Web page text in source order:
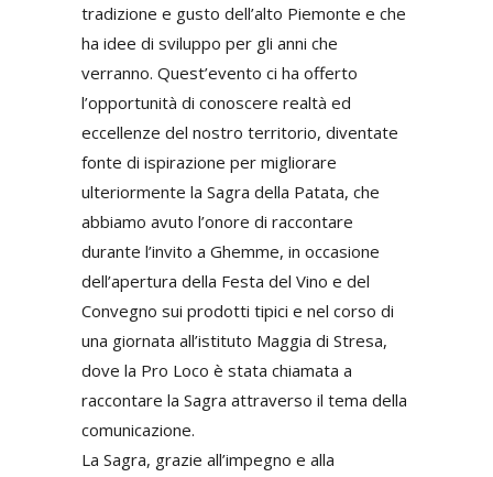
tradizione e gusto dell’alto Piemonte e che
ha idee di sviluppo per gli anni che
verranno. Quest’evento ci ha offerto
l’opportunità di conoscere realtà ed
eccellenze del nostro territorio, diventate
fonte di ispirazione per migliorare
ulteriormente la Sagra della Patata, che
abbiamo avuto l’onore di raccontare
durante l’invito a Ghemme, in occasione
dell’apertura della Festa del Vino e del
Convegno sui prodotti tipici e nel corso di
una giornata all’istituto Maggia di Stresa,
dove la Pro Loco è stata chiamata a
raccontare la Sagra attraverso il tema della
comunicazione.
La Sagra, grazie all’impegno e alla